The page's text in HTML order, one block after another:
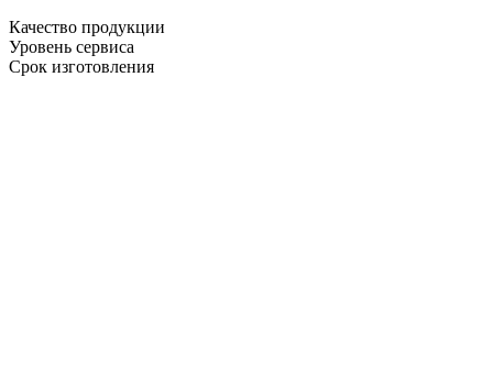
Качество продукции
Уровень сервиса
Срок изготовления